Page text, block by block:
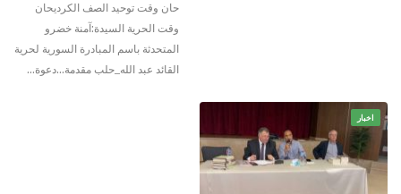
حان وقت توحيد الصف الكرديحان
وقت الحرية السيدة:آمنة خضرو
المتحدثة باسم المبادرة السورية لحرية
القائد عبد الله_حلب مقدمة…دعوة…
اخبار